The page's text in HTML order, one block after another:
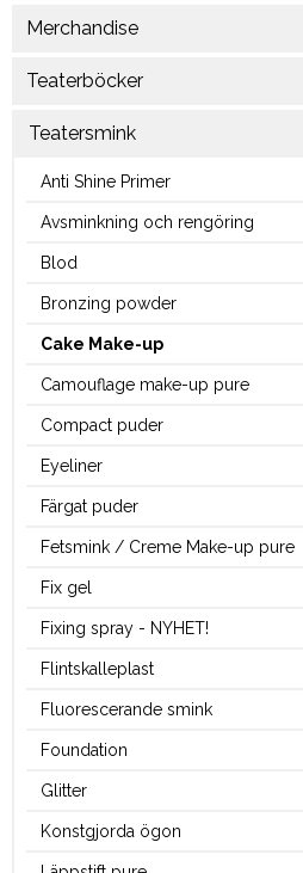
Merchandise
Teaterböcker
Teatersmink
Anti Shine Primer
Avsminkning och rengöring
Blod
Bronzing powder
Cake Make-up
Camouflage make-up pure
Compact puder
Eyeliner
Färgat puder
Fetsmink / Creme Make-up pure
Fix gel
Fixing spray - NYHET!
Flintskalleplast
Fluorescerande smink
Foundation
Glitter
Konstgjorda ögon